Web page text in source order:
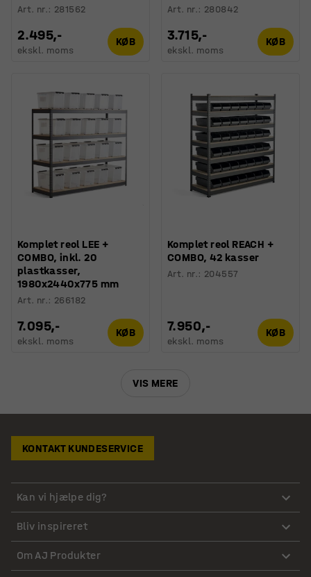
Art. nr.: 281562
2.495,-
ekskl. moms
KØB
Art. nr.: 280842
3.715,-
ekskl. moms
KØB
Komplet reol LEE +
COMBO, inkl. 20
plastkasser,
1980x2440x775 mm
Art. nr.: 266182
7.095,-
ekskl. moms
KØB
Komplet reol REACH +
COMBO, 42 kasser
Art. nr.: 204557
7.950,-
ekskl. moms
KØB
VIS MERE
KONTAKT KUNDESERVICE
Kan vi hjælpe dig?
Bliv inspireret
Om AJ Produkter